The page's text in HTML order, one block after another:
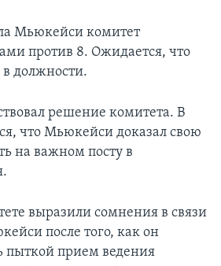
Мьюкейси комитет
против 8. Ожидается, что
в должности.
решение комитета. В
что Мьюкейси доказал свою
на важном посту в
выразили сомнения в связи
после того, как он
пыткой прием ведения